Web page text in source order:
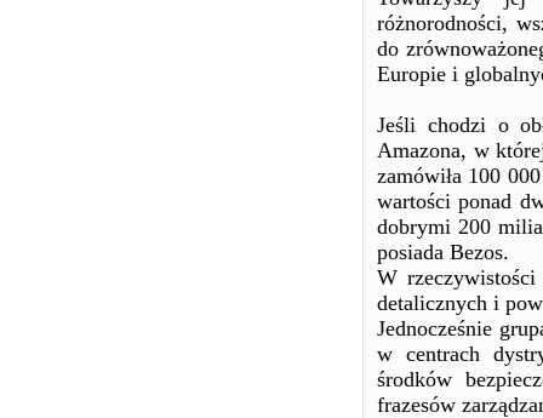
różnorodności,
do
Europie i
Jeśli chodzi o
Amazona, w
zamówiła 100
wartości ponad
dobrymi 200
posiada Bezos.
W rzeczywistości
detalicznych i
Jednocześnie
w centrach
środków
frazesów